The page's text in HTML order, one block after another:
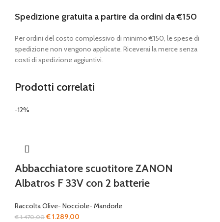
Spedizione gratuita a partire da ordini da €150
Per ordini del costo complessivo di minimo €150, le spese di
spedizione non vengono applicate. Riceverai la merce senza
costi di spedizione aggiuntivi.
Prodotti correlati
-12%
Abbacchiatore scuotitore ZANON
Albatros F 33V con 2 batterie
Raccolta Olive- Nocciole- Mandorle
€1.470,00Il€1.289,00